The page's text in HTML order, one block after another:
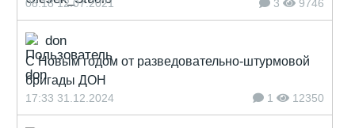
08:18 12.07.2021 3 9746
don
С Новым годом от разведовательно-штурмовой
бригады ДОН
17:33 31.12.2024 1 12350